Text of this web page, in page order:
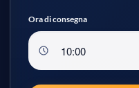
Ora di consegna